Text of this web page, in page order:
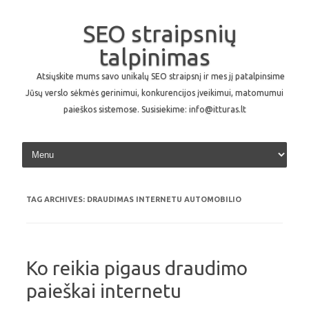
SEO straipsnių
talpinimas
Atsiųskite mums savo unikalų SEO straipsnį ir mes jį patalpinsime
Jūsų verslo sėkmės gerinimui, konkurencijos įveikimui, matomumui
paieškos sistemose. Susisiekime: info@itturas.lt
Skip to content
TAG ARCHIVES: DRAUDIMAS INTERNETU AUTOMOBILIO
Ko reikia pigaus draudimo
paieškai internetu